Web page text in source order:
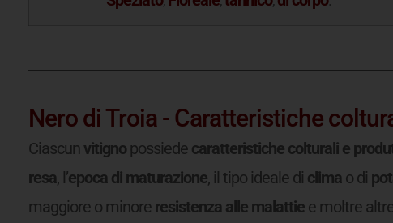
Nero di Troia - Caratteristiche
Ciascun vitignopossiede caratteristiche colturali e
resa, l’epoca di maturazione, il tipo ideale di climao di
maggiore o minore resistenza alle malattiee moltre